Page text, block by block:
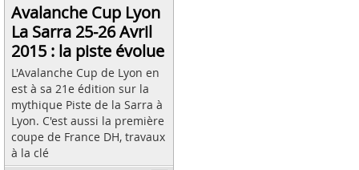
Avalanche Cup Lyon
La Sarra 25-26 Avril
2015 : la piste évolue
L'Avalanche Cup de Lyon en
est à sa 21e édition sur la
mythique Piste de la Sarra à
Lyon. C'est aussi la première
coupe de France DH, travaux
à la clé